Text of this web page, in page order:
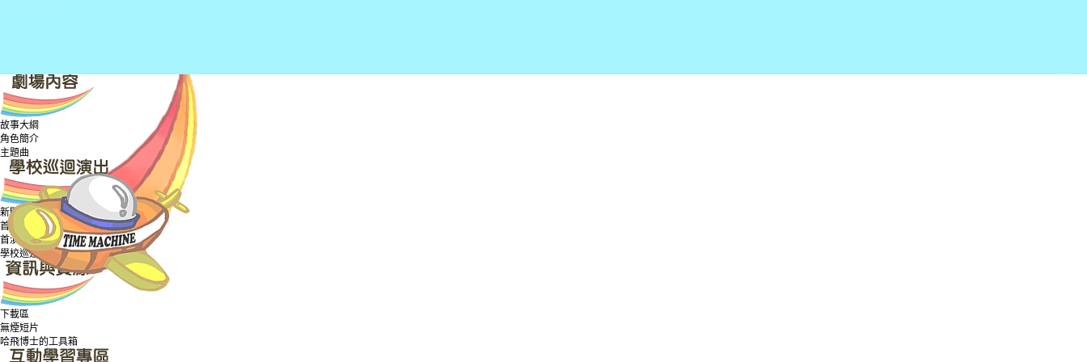
故事大綱
角色簡介
主題曲
新聞稿
首演禮精華片段
首演禮相片
學校巡迴演出相片
下載區
無煙短片
哈飛博士的工具箱